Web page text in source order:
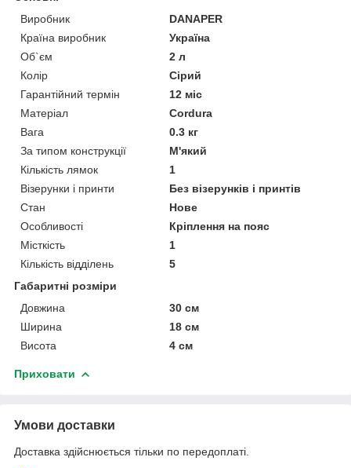
Виробник
DANAPER
Країна виробник
Україна
Об`єм
2 л
Колір
Сірий
Гарантійний термін
12 міс
Матеріал
Cordura
Вага
0.3 кг
За типом конструкції
М'який
Кількість лямок
1
Візерунки і принти
Без візерунків і принтів
Стан
Нове
Особливості
Кріплення на пояс
Місткість
1
Кількість відділень
5
Габаритні розміри
Довжина
30 см
Ширина
18 см
Висота
4 см
Приховати
Умови доставки
Доставка здійснюється тільки по передоплаті.